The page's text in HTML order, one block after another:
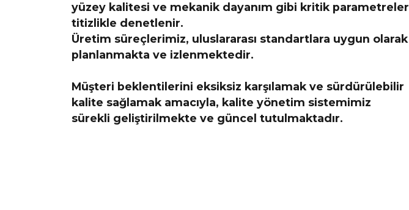
yüzey kalitesi ve mekanik dayanım gibi kritik parametreler
titizlikle denetlenir.
Üretim süreçlerimiz, uluslararası standartlara uygun olarak
planlanmakta ve izlenmektedir.
Müşteri beklentilerini eksiksiz karşılamak ve sürdürülebilir
kalite sağlamak amacıyla, kalite yönetim sistemimiz
sürekli geliştirilmekte ve güncel tutulmaktadır.